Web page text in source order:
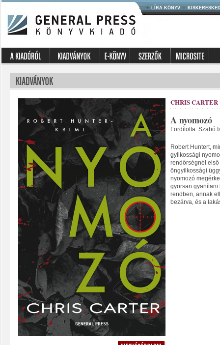
LÍRA KÖNYV
CHRIS CARTER
A nyomozó
Fordította: Szabó
Robert Huntert,
gyilkossági
rendőrségnél
öngyilkossági
nyomozó
gyorsan gyanítani
rendben, annak
bezárva, és a